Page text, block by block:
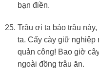
bạn điền.
Trâu ơi ta bảo trâu
ta. Cấy cày giữ nghiệp
quản công! Bao giờ
ngoài đồng trâu ăn.